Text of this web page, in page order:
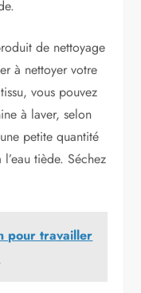
de nettoyage
à nettoyer votre
vous pouvez
à laver, selon
petite quantité
tiède. Séchez
pour travailler